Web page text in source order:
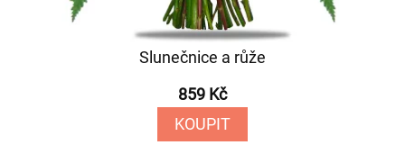
Slunečnice a růže
859 Kč
KOUPIT